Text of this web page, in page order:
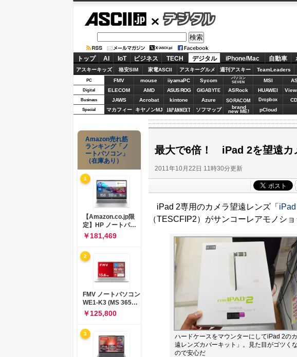
デジタル
トップ AI IoT ビジネス TECH デジタル iPhone/Mac 自動車
アスキーキッズ 格安SIM 家電ASCII アスキーグルメ 週刊アスキー TeamLeaders
PC FMV mouse iiyamaPC Sycom
パソコン
SEVEN
MSI
Digital ELECOM AMD ASUS ROG GIGABYTE ASRock HUAWEI
Business JAWS Acrobat kintone Azure SORACOM Dropbox
Special マカフィー キヤノンMJ JAPANNEXT ソフマップ brand
new ME! pCloud
最大で6倍！ iPad 2を望遠カ
2011年10月22日 11時30分更新
iPad 2専用のカメラ望遠レンズ「
（TESCFIP2）がサンコーレアモノシ
ハードケースをマウンターにしてiPad 2の
遠レンズカバーキット」。見た目がゴツく
ので安心だ
Amazon売れ筋
ランキング「ノ
ートパソコン」
（在庫あり）
1
【Amazon.co.jp限
定】HP ノートパソ
コン 15-fd 15.6イン
チ インテル Core 5
120U メモリ16GB
SSD512GB
Windows 11
Microsoft Office
2024搭載 WPS
Office搭載 カメラシ
ャッター 指紋認証 薄
型 Copilotキー搭載
ナチュラルシルバー
￥181,469
2
FMV ノートパソコン
WE1-K3 (MS 365
Personal/Copilotキ
ー搭載/Win 11/15.6
型/Core
i5/16GB/SSD
512GB/ホワイト)
FMVWK3E15W_AZ
￥125,800
3